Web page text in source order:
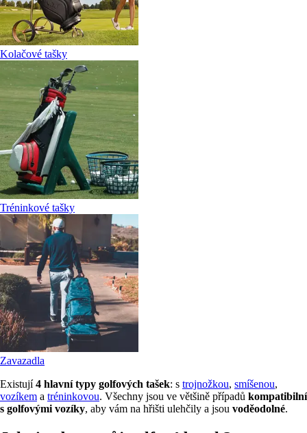
Kolačové tašky
Tréninkové tašky
Zavazadla
Existují4 hlavní typy golfových tašek: s trojnožkou, smíšenou,
vozíkem a tréninkovou. Všechny jsou ve většině případů kompatibilní
s golfovými vozíky, aby vám na hřišti ulehčily a jsou voděodolné.